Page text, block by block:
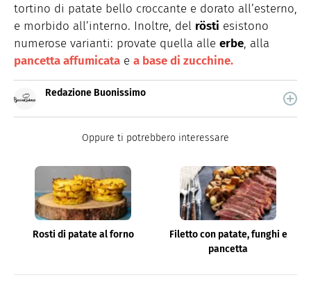
tortino di patate bello croccante e dorato all’esterno,
e morbido all’interno. Inoltre, del rösti esistono
numerose varianti: provate quella alle erbe, alla
pancetta affumicata e a base di zucchine.
Redazione Buonissimo
quale trovi idee veloci, facili e spiegate passo passo.
Oppure ti potrebbero interessare
Rosti di patate al forno
Filetto con patate, funghi e
pancetta